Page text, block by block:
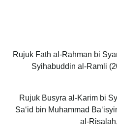
Rujuk Fath al-Rahman bi
Syihabuddin al-Ramli
Rujuk Busyra al-Karim bi
Sa‘id bin Muhammad
al-